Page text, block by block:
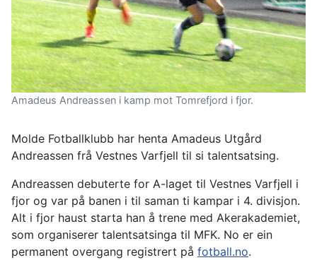
Amadeus Andreassen i kamp mot Tomrefjord i fjor.
Molde Fotballklubb har henta Amadeus Utgård
Andreassen frå Vestnes Varfjell til si talentsatsing.
Andreassen debuterte for A-laget til Vestnes Varfjell i
fjor og var på banen i til saman ti kampar i 4. divisjon.
Alt i fjor haust starta han å trene med Akerakademiet,
som organiserer talentsatsinga til MFK. No er ein
permanent overgang registrert på fotball.no.